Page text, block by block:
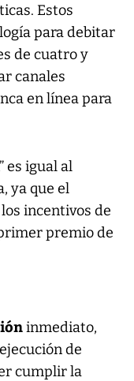
Estos
para debitar
de cuatro y
canales
en línea para
es igual al
ya que el
incentivos de
premio de
inmediato,
de
cumplir la